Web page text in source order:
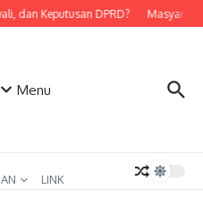
dan Keputusan DPRD?
Menu
LINK